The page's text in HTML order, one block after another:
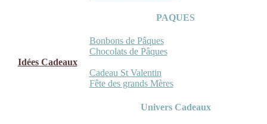
PAQUES
Bonbons de Pâques
Chocolats de Pâques
Idées Cadeaux
Cadeau St Valentin
Fête des grands Mères
Univers Cadeaux